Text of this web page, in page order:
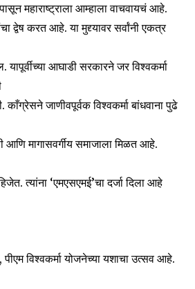
of
and be part of the
below. Don't worry, we respect
spam your inbox. Your information is
महाराष्ट्राला आम्हाला वाचवायचं आहे.
द्वेष करत आहे. या मुद्द्यावर सर्वांनी एकत्र
यापूर्वीच्या आघाडी सरकारने जर विश्वकर्मा
जाणीवपूर्वक विश्वकर्मा बांधवाना पुढे
मागासवर्गीय समाजाला मिळत आहे.
त्यांना ‘एमएसएमई’चा दर्जा दिला आहे
विश्वकर्मा योजनेच्या यशाचा उत्सव आहे.